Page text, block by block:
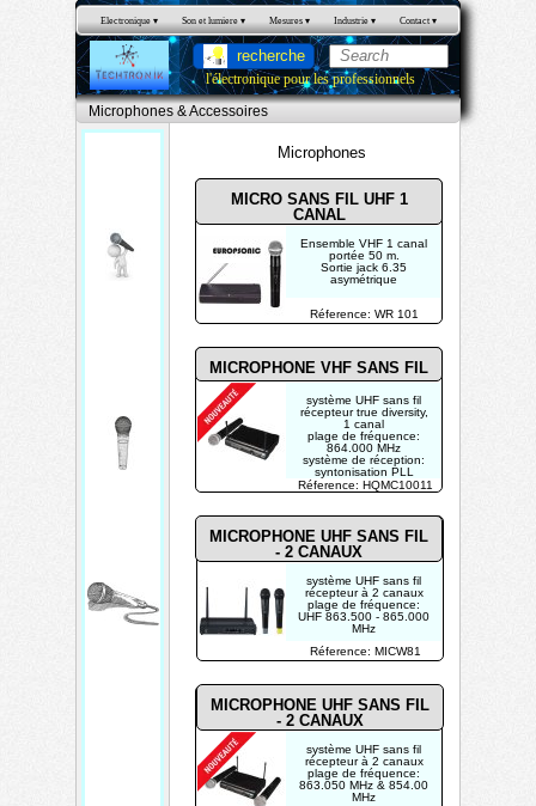
Electronique ▾ Son et lumiere ▾ Mesures ▾ Industrie ▾ Contact ▾
recherche
l'électronique pour les professionnels
Microphones
Réference: HQMC10011
MICROPHONE VHF SANS FIL
système UHF sans fil
récepteur true diversity,
1 canal
plage de fréquence:
864.000 MHz
système de réception:
syntonisation PLL
Microphones & Accessoires
M
h
A
c
MICRO SANS FIL UHF 1
CANAL
MICROPHONE UHF SANS FIL
- 2 CANAUX
Réference: MICW81
Réference: WR 101
Ensemble VHF 1 canal
portée 50 m.
Sortie jack 6.35
asymétrique
système UHF sans fil
récepteur à 2 canaux
plage de fréquence:
UHF 863.500 - 865.000
MHz
MICROPHONE UHF SANS FIL
- 2 CANAUX
système UHF sans fil
récepteur à 2 canaux
plage de fréquence:
863.050 MHz & 854.00
MHz